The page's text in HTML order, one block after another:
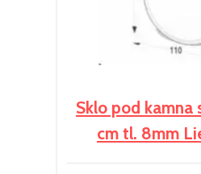
Sklo pod kamna
cm tl. 8mm